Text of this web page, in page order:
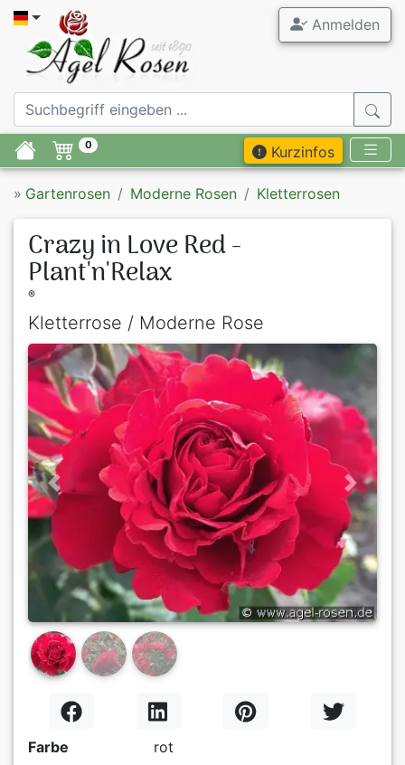
Anmelden
0 Kurzinfos
» Gartenrosen Moderne Rosen Kletterrosen
Crazy in Love Red -
Plant'n'Relax
®
Kletterrose / Moderne Rose
Previous Next
Farbe
rot